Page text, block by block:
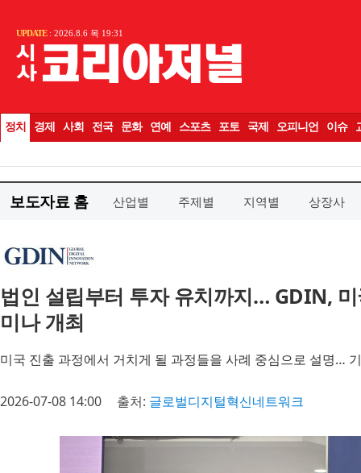
보도자료 홈 산업별 주제별 지역별 상장사
법인 설립부터 투자 유치까지… GDIN,
미나 개최
미국 진출 과정에서 거치게 될 과정들을 사례 중심으로 설명…
2026-07-08 14:00 출처: 글로벌디지털혁신네트워크